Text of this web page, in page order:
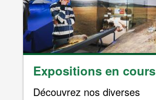
Expositions en cours
Découvrez nos diverses